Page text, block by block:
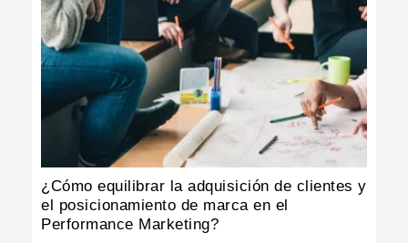
¿Cómo equilibrar la adquisición de clientes y
el posicionamiento de marca en el
Performance Marketing?